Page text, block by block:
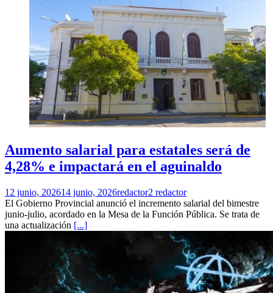
Aumento salarial para estatales será de
4,28% e impactará en el aguinaldo
12 junio, 202614 junio, 2026redactor2 redactor
El Gobierno Provincial anunció el incremento salarial del bimestre
junio-julio, acordado en la Mesa de la Función Pública. Se trata de
una actualización [...]